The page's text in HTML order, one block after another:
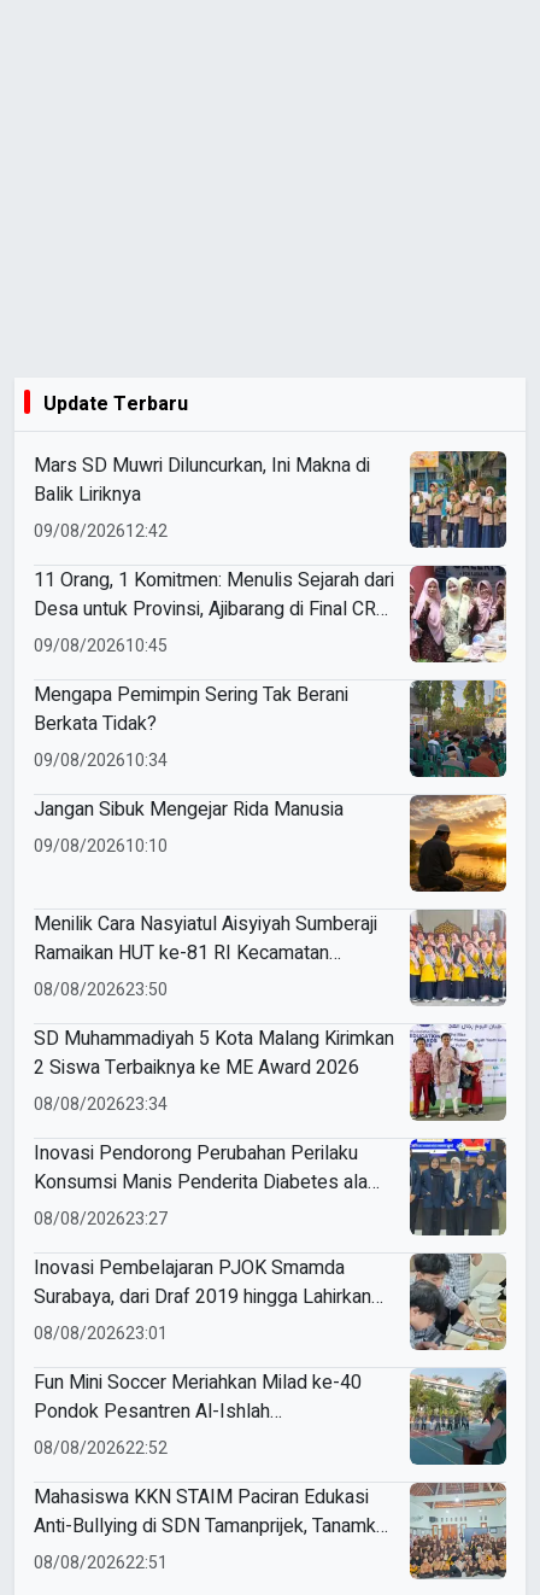
Update Terbaru
Mars SD Muwri Diluncurkan, Ini Makna di
Balik Liriknya
09/08/202612:42
11 Orang, 1 Komitmen: Menulis Sejarah dari
Desa untuk Provinsi, Ajibarang di Final CRM
2026
09/08/202610:45
Mengapa Pemimpin Sering Tak Berani
Berkata Tidak?
09/08/202610:34
Jangan Sibuk Mengejar Rida Manusia
09/08/202610:10
Menilik Cara Nasyiatul Aisyiyah Sumberaji
Ramaikan HUT ke-81 RI Kecamatan
Sukodadi
08/08/202623:50
SD Muhammadiyah 5 Kota Malang Kirimkan
2 Siswa Terbaiknya ke ME Award 2026
08/08/202623:34
Inovasi Pendorong Perubahan Perilaku
Konsumsi Manis Penderita Diabetes ala
Mahasiswa Unesa
08/08/202623:27
Inovasi Pembelajaran PJOK Smamda
Surabaya, dari Draf 2019 hingga Lahirkan
Modul Gizi Digital
08/08/202623:01
Fun Mini Soccer Meriahkan Milad ke-40
Pondok Pesantren Al-Ishlah
Sendangagung
08/08/202622:52
Mahasiswa KKN STAIM Paciran Edukasi
Anti-Bullying di SDN Tamanprijek, Tanamkan
Empati Sejak Dini
08/08/202622:51